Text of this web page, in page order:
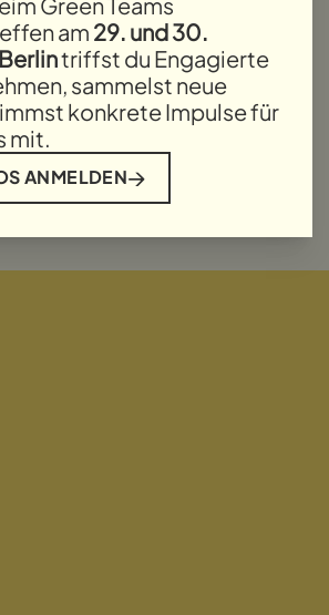
nur einem Klick für den
2026– die Auszeichnung
unserem deutschlandweiten
in Berlin am 29. und 30.10.!
MEHR ZUM
INTERNATIONALEN
am29. und 30.
triffst du Engagierte
sammelst neue
konkrete Impulse für
mit.
ANMELDEN